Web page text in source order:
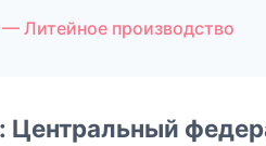
Литейное производство
Центральный